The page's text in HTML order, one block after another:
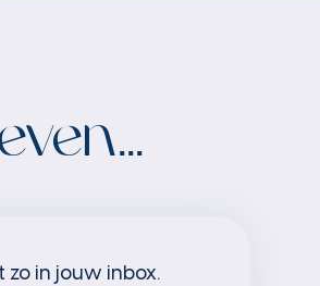
in jouw inbox.